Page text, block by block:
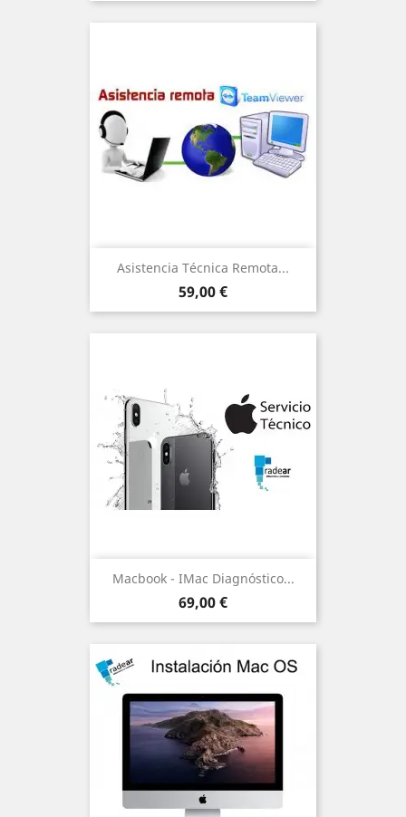
Asistencia Técnica Remota...
Precio
59,00 €
Macbook - IMac Diagnóstico...
Precio
69,00 €